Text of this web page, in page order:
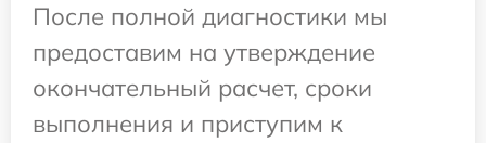
После полной диагностики мы
предоставим на утверждение
окончательный расчет, сроки
выполнения и приступим к